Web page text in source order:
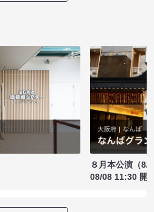
８月本公演（8/
08/08 11:30 開